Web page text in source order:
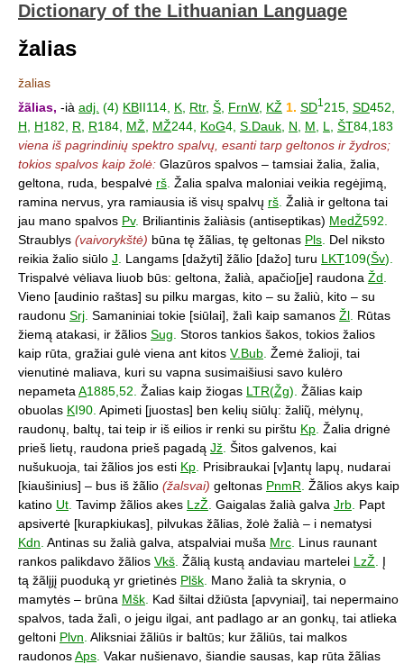
Dictionary of the Lithuanian Language
žalias
žalias
žãlias, -ià adj. (4) KBII114, K Rtr, Š FrnW, KŽ 1. SD1 215, SD452,
H
H182, R R184, MŽ MŽ244, KoG4, S.Dauk N M L ŠT84,183
viena iš pagrindinių spektro spalvų, esanti tarp geltonos ir žydros;
tokios spalvos kaip žolė: Glazūros spalvos – tamsiai žalia, žalia,
geltona, ruda, bespalvė rš Žalia spalva maloniai veikia regėjimą,
ramina nervus, yra ramiausia iš visų spalvų rš Žalià ir geltona tai
jau mano spalvos Pv. Briliantinis žaliàsis (antiseptikas) MedŽ592.
Straublys (vaivorykštė) būna tę žãlias, tę geltonas Pls Del niksto
reikia žalio siūlo J Langams [dažyti] žãlio [dažo] turu LKT109(Šv).
Trispalvė vėliava liuob būs: geltona, žalià, apačio[je] raudona Žd
Vieno [audinio raštas] su pilku margas, kito – su žaliù, kito – su
raudonu Srj Samaniniai tokie [siūlai], žalì kaip samanos Žl Rūtas
žiemą atakasi, ir žãlios Sug Storos tankios šakos, tokios žalios
kaip rūta, gražiai gulė viena ant kitos V.Bub Žemė žalioji, tai
vienutinė maliava, kuri su vapna susimaišiusi savo kulėro
nepameta A1885,52. Žalias kaip žiogas LTR(Žg). Žãlias kaip
obuolas KI90. Apimeti [juostas] ben kelių siūlų: žalių̃, mėlynų,
raudonų, baltų, tai teip ir iš eilios ir renki su pirštu Kp Žalia drignė
prieš lietų, raudona prieš pagadą Jž Šitos galvenos, kai
nušukuoja, tai žãlios jos esti Kp Prisibraukai [v]antų lapų, nudarai
[kiaušinius] – bus iš žãlio (žalsvai) geltonas PnmR Žãlios akys kaip
katino Ut Tavimp žãlios akes LzŽ Gaigalas žalià galva Jrb Papt
apsivertė [kurapkiukas], pilvukas žãlias, žolė žalià – i nematysi
Kdn Antinas su žalià galva, atspalviai muša Mrc Linus raunant
rankos palikdavo žãlios Vkš Žãlią kustą andaviau martelei LzŽ
Į
tą žãlįjį puoduką yr grietinės Plšk Mano žalià ta skrynia, o
mamytės – brūna Mšk Kad šiltai džiūsta [apvyniai], tai nepermaino
spalvos, tada žalì, o jeigu ilgai, ant padlago ar an gonkų, tai atlieka
geltoni Plvn Aliksniai žãliūs ir baltūs; kur žãliūs, tai malkos
raudonosAps Vakar nušienavo, šiandie sausas, kap rūta žãlias